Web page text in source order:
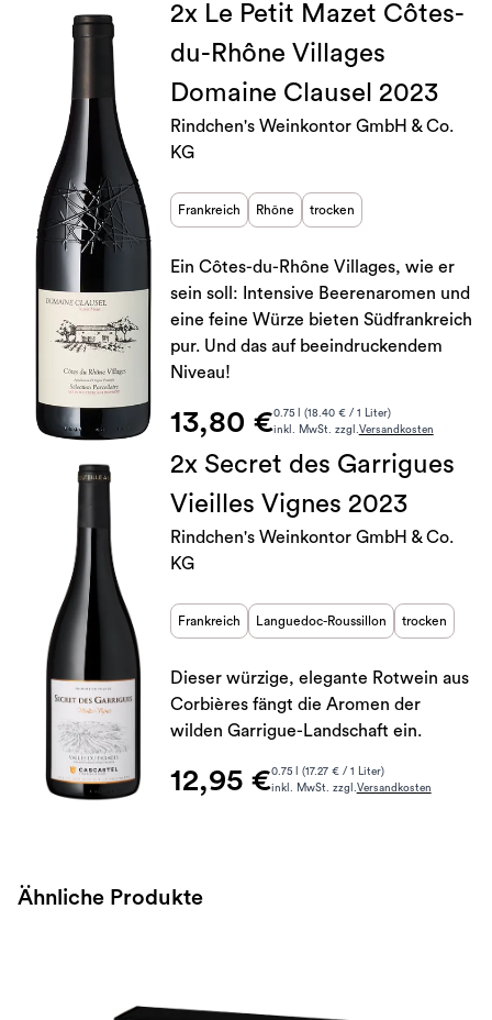
2x Le Petit Mazet Côtes-
du-Rhône Villages
Domaine Clausel 2023
Rindchen's Weinkontor GmbH & Co.
KG
Frankreich Rhône trocken
Ein Côtes-du-Rhône Villages, wie er
sein soll: Intensive Beerenaromen und
eine feine Würze bieten Südfrankreich
pur. Und das auf beeindruckendem
Niveau!
13,80 €0.75 l (18.40 € / 1 Liter)
inkl. MwSt. zzgl.Versandkosten
2x Secret des Garrigues
Vieilles Vignes 2023
Rindchen's Weinkontor GmbH & Co.
KG
Frankreich Languedoc-Roussillon trocken
Dieser würzige, elegante Rotwein aus
Corbières fängt die Aromen der
wilden Garrigue-Landschaft ein.
12,95 €0.75 l (17.27 € / 1 Liter)
inkl. MwSt. zzgl.Versandkosten
Ähnliche Produkte